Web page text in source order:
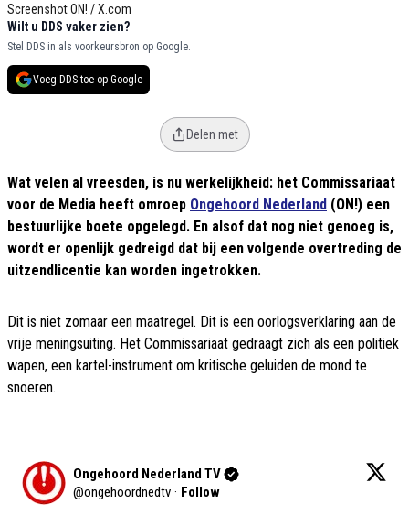
Screenshot ON! / X.com
Wilt u DDS vaker zien?
Stel DDS in als voorkeursbron op Google.
Voeg DDS toe op Google
Delen met
Wat velen al vreesden, is nu werkelijkheid: het Commissariaat
voor de Media heeft omroep Ongehoord Nederland (ON!) een
bestuurlijke boete opgelegd. En alsof dat nog niet genoeg is,
wordt er openlijk gedreigd dat bij een volgende overtreding de
uitzendlicentie kan worden ingetrokken.
Dit is niet zomaar een maatregel. Dit is een oorlogsverklaring aan de
vrije meningsuiting. Het Commissariaat gedraagt zich als een politiek
wapen, een kartel-instrument om kritische geluiden de mond te
snoeren.
Ongehoord Nederland TV
@ongehoordnedtv · Follow